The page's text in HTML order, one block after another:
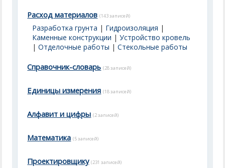
Расход материалов (143 записей)
Разработка грунта | Гидроизоляция |
Каменные конструкции |Устройство кровель
|Отделочные работы |Стекольные работы
Справочник-словарь (28 записей)
Единицы измерения (18 записей)
Алфавит и цифры (2 записей)
Математика (5 записей)
Проектировщику (231 записей)